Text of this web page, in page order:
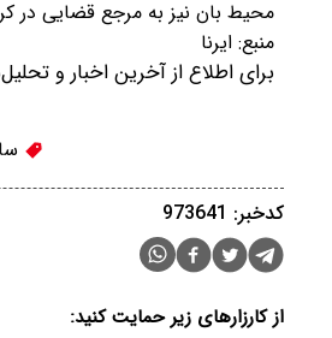
محیط بان نیز به مرجع قضایی در
منبع: ایرنا
برای اطلاع از آخرین اخبار و
کدخبر: 973641
از کارزارهای زیر حمایت کنید: